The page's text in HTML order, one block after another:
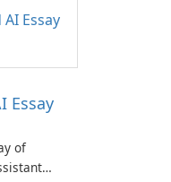
Essay
of